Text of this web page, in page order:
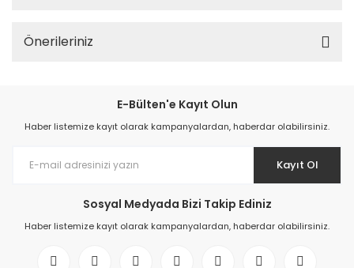
Önerileriniz
E-Bülten'e Kayıt Olun
Haber listemize kayıt olarak kampanyalardan, haberdar olabilirsiniz.
Kayıt Ol
Sosyal Medyada Bizi Takip Ediniz
Haber listemize kayıt olarak kampanyalardan, haberdar olabilirsiniz.